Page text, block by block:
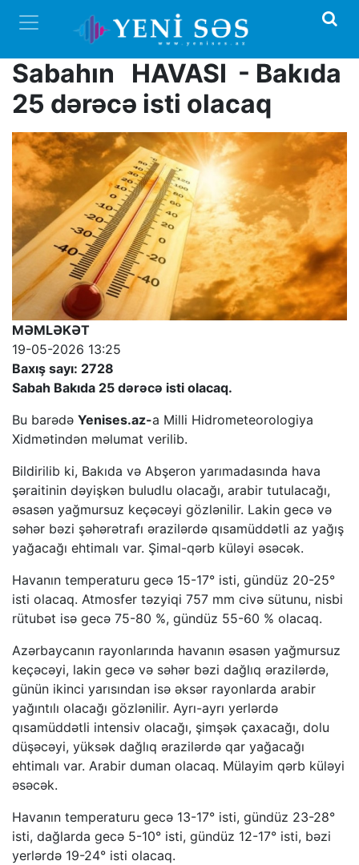
Sabahın HAVASI - Bakıda
25 dərəcə isti olacaq
MƏMLƏKƏT
19-05-2026 13:25
Baxış sayı: 2728
Sabah Bakıda 25 dərəcə isti olacaq.
Bu barədə Yenises.az-a Milli Hidrometeorologiya
Xidmətindən məlumat verilib.
Bildirilib ki, Bakıda və Abşeron yarımadasında hava
şəraitinin dəyişkən buludlu olacağı, arabir tutulacağı,
əsasən yağmursuz keçəcəyi gözlənilir. Lakin gecə və
səhər bəzi şəhərətrafı ərazilərdə qısamüddətli az yağış
yağacağı ehtimalı var. Şimal-qərb küləyi əsəcək.
Havanın temperaturu gecə 15-17° isti, gündüz 20-25°
isti olacaq. Atmosfer təzyiqi 757 mm civə sütunu, nisbi
rütubət isə gecə 75-80 %, gündüz 55-60 % olacaq.
Azərbaycanın rayonlarında havanın əsasən yağmursuz
keçəcəyi, lakin gecə və səhər bəzi dağlıq ərazilərdə,
günün ikinci yarısından isə əksər rayonlarda arabir
yağıntılı olacağı gözlənilir. Ayrı-ayrı yerlərdə
qısamüddətli intensiv olacağı, şimşək çaxacağı, dolu
düşəcəyi, yüksək dağlıq ərazilərdə qar yağacağı
ehtimalı var. Arabir duman olacaq. Mülayim qərb küləyi
əsəcək.
Havanın temperaturu gecə 13-17° isti, gündüz 23-28°
isti, dağlarda gecə 5-10° isti, gündüz 12-17° isti, bəzi
yerlərdə 19-24° isti olacaq.